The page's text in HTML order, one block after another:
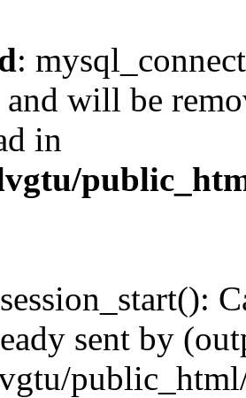
:
and will be
in
sent by